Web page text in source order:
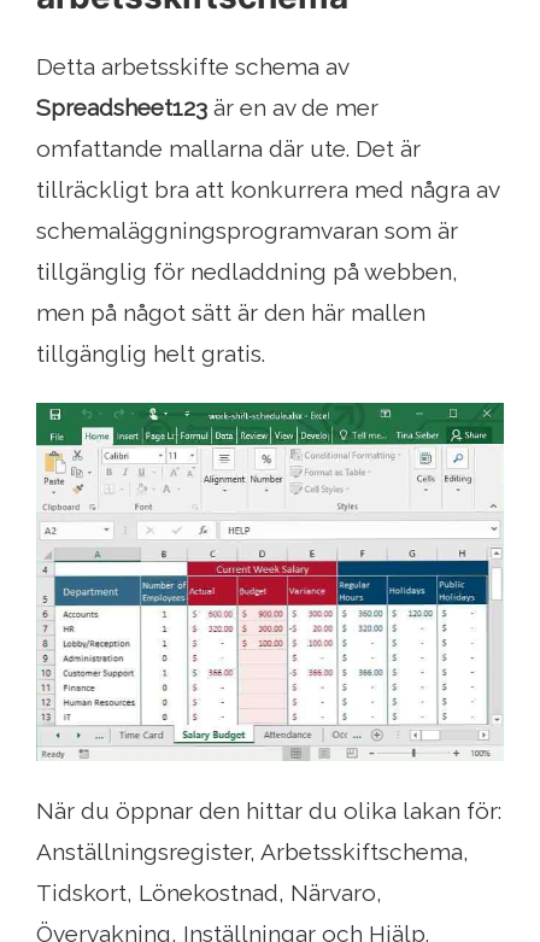
Detta arbetsskifte schema av
Spreadsheet123 är en av de mer
omfattande mallarna där ute. Det är
tillräckligt bra att konkurrera med några av
schemaläggningsprogramvaran som är
tillgänglig för nedladdning på webben,
men på något sätt är den här mallen
tillgänglig helt gratis.
När du öppnar den hittar du olika lakan för:
Anställningsregister, Arbetsskiftschema,
Tidskort, Lönekostnad, Närvaro,
Övervakning, Inställningar och Hjälp.